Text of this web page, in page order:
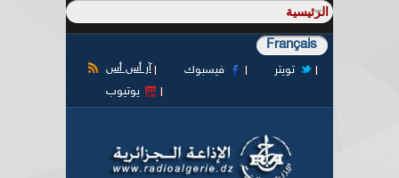
Français
آر أس أس فيسبوك
تويتر
يوتيوب